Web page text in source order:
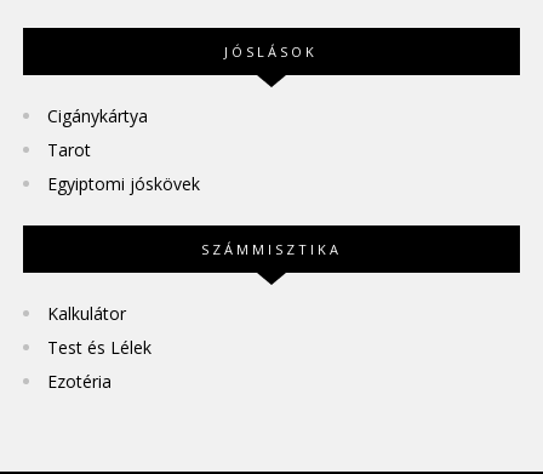
JÓSLÁSOK
Cigánykártya
Tarot
Egyiptomi jóskövek
SZÁMMISZTIKA
Kalkulátor
Test és Lélek
Ezotéria